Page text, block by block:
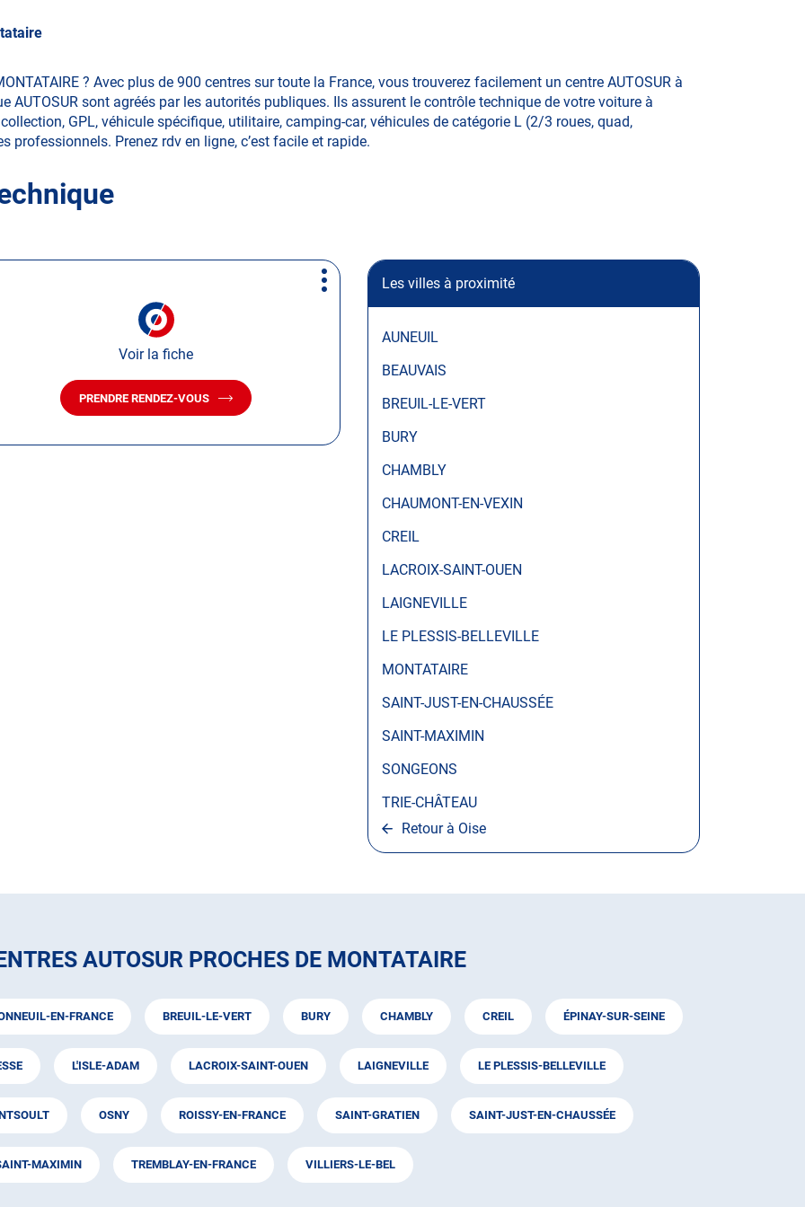
? Avec plus de 900 centres sur toute la France, vous trouverez facilement un centre AUTOSUR à
AUTOSUR sont agréés par les autorités publiques. Ils assurent le contrôle technique de votre voiture à
GPL, véhicule spécifique, utilitaire, camping-car, véhicules de catégorie L (2/3 roues, quad,
professionnels. Prenez rdv en ligne, c’est facile et rapide.
Les villes à proximité
AUNEUIL
BEAUVAIS
BREUIL-LE-VERT
BURY
CHAMBLY
CHAUMONT-EN-VEXIN
CREIL
LACROIX-SAINT-OUEN
LAIGNEVILLE
LE PLESSIS-BELLEVILLE
MONTATAIRE
SAINT-JUST-EN-CHAUSSÉE
SAINT-MAXIMIN
SONGEONS
TRIE-CHÂTEAU
Retour à Oise
Voir la fiche
PRENDRE RENDEZ-VOUS
AVEC
Plus
d'options
AUTOSUR PROCHES DE MONTATAIRE
EN-FRANCE BREUIL-LE-VERT BURY CHAMBLY CREIL ÉPINAY-SUR-SEINE
L'ISLE-ADAM LACROIX-SAINT-OUEN LAIGNEVILLE LE PLESSIS-BELLEVILLE
OSNY ROISSY-EN-FRANCE SAINT-GRATIEN SAINT-JUST-EN-CHAUSSÉE
MAXIMIN TREMBLAY-EN-FRANCE VILLIERS-LE-BEL